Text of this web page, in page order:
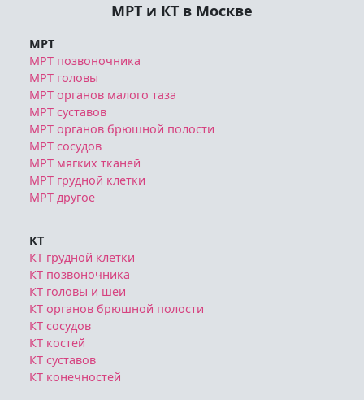
МРТ и КТ в Москве
МРТ
МРТ позвоночника
МРТ головы
МРТ органов малого таза
МРТ суставов
МРТ органов брюшной полости
МРТ сосудов
МРТ мягких тканей
МРТ грудной клетки
МРТ другое
КТ
КТ грудной клетки
КТ позвоночника
КТ головы и шеи
КТ органов брюшной полости
КТ сосудов
КТ костей
КТ суставов
КТ конечностей